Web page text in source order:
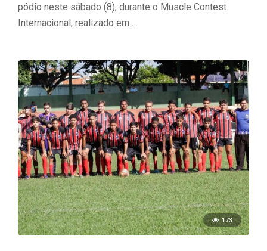
pódio neste sábado (8), durante o Muscle Contest
Internacional, realizado em …
173